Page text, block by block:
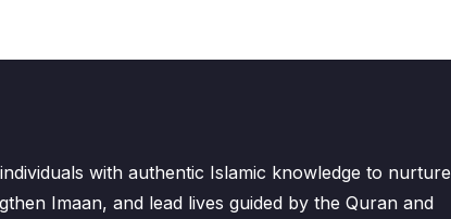
with authentic Islamic knowledge to nurture
Imaan, and lead lives guided by the Quran and